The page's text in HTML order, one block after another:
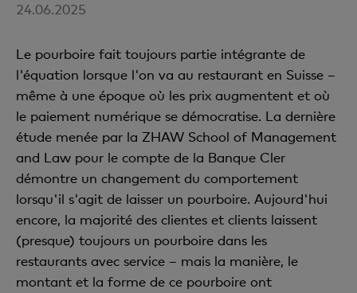
24.06.2025
Le pourboire fait toujours partie intégrante de
l'équation lorsque l'on va au restaurant en Suisse –
même à une époque où les prix augmentent et où
le paiement numérique se démocratise. La dernière
étude menée par la ZHAW School of Management
and Law pour le compte de la Banque Cler
démontre un changement du comportement
lorsqu'il s'agit de laisser un pourboire. Aujourd'hui
encore, la majorité des clientes et clients laissent
(presque) toujours un pourboire dans les
restaurants avec service – mais la manière, le
montant et la forme de ce pourboire ont